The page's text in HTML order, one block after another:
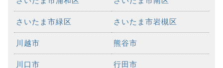
さいたま市緑区 さいたま市岩槻区
川越市 熊谷市
川口市 行田市